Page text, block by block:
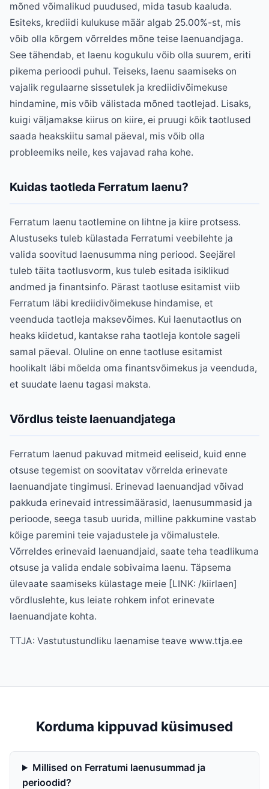
mõned võimalikud puudused, mida tasub kaaluda.
Esiteks, krediidi kulukuse määr algab 25.00%-st, mis
võib olla kõrgem võrreldes mõne teise laenuandjaga.
See tähendab, et laenu kogukulu võib olla suurem, eriti
pikema perioodi puhul. Teiseks, laenu saamiseks on
vajalik regulaarne sissetulek ja krediidivõimekuse
hindamine, mis võib välistada mõned taotlejad. Lisaks,
kuigi väljamakse kiirus on kiire, ei pruugi kõik taotlused
saada heakskiitu samal päeval, mis võib olla
probleemiks neile, kes vajavad raha kohe.
Kuidas taotleda Ferratum laenu?
Ferratum laenu taotlemine on lihtne ja kiire protsess.
Alustuseks tuleb külastada Ferratumi veebilehte ja
valida soovitud laenusumma ning periood. Seejärel
tuleb täita taotlusvorm, kus tuleb esitada isiklikud
andmed ja finantsinfo. Pärast taotluse esitamist viib
Ferratum läbi krediidivõimekuse hindamise, et
veenduda taotleja maksevõimes. Kui laenutaotlus on
heaks kiidetud, kantakse raha taotleja kontole sageli
samal päeval. Oluline on enne taotluse esitamist
hoolikalt läbi mõelda oma finantsvõimekus ja veenduda,
et suudate laenu tagasi maksta.
Võrdlus teiste laenuandjatega
Ferratum laenud pakuvad mitmeid eeliseid, kuid enne
otsuse tegemist on soovitatav võrrelda erinevate
laenuandjate tingimusi. Erinevad laenuandjad võivad
pakkuda erinevaid intressimäärasid, laenusummasid ja
perioode, seega tasub uurida, milline pakkumine vastab
kõige paremini teie vajadustele ja võimalustele.
Võrreldes erinevaid laenuandjaid, saate teha teadlikuma
otsuse ja valida endale sobivaima laenu. Täpsema
ülevaate saamiseks külastage meie [LINK: /kiirlaen]
võrdluslehte, kus leiate rohkem infot erinevate
laenuandjate kohta.
TTJA: Vastutustundliku laenamise teave www.ttja.ee
Korduma kippuvad küsimused
Millised on Ferratumi laenusummad ja
perioodid?